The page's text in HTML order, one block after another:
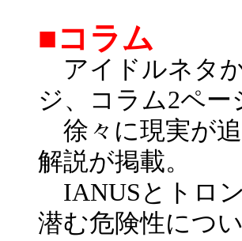
■コラム
アイドルネタ
ジ、コラム2ペ
徐々に現実が
解説が掲載。
IANUSとトロ
潜む危険性につ